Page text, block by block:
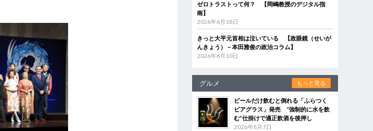
ゼロトラストって何？ 【岡嶋教授のデジタル指
南】
2026年6月18日
きっと大平元首相は泣いている 【政眼鏡（せいが
んきょう）－本田雅俊の政治コラム】
2026年6月10日
グルメ もっと見る
ビールだけ飲むと倒れる「ふらつく
ビアグラス」発売 “強制的に水を飲
む”仕掛けで適正飲酒を後押し
2026年8月7日